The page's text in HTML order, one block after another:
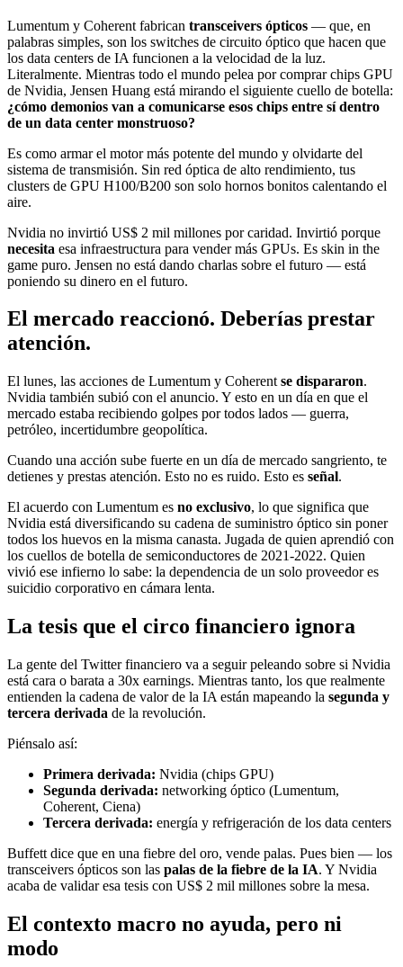
Lumentum y Coherent fabrican transceivers ópticos — que, en
palabras simples, son los switches de circuito óptico que hacen que
los data centers de IA funcionen a la velocidad de la luz.
Literalmente. Mientras todo el mundo pelea por comprar chips GPU
de Nvidia, Jensen Huang está mirando el siguiente cuello de botella:
¿cómo demonios van a comunicarse esos chips entre sí dentro
de un data center monstruoso?
Es como armar el motor más potente del mundo y olvidarte del
sistema de transmisión. Sin red óptica de alto rendimiento, tus
clusters de GPU H100/B200 son solo hornos bonitos calentando el
aire.
Nvidia no invirtió US$ 2 mil millones por caridad. Invirtió porque
necesita esa infraestructura para vender más GPUs. Es skin in the
game puro. Jensen no está dando charlas sobre el futuro — está
poniendo su dinero en el futuro.
El mercado reaccionó. Deberías prestar
atención.
El lunes, las acciones de Lumentum y Coherent se dispararon.
Nvidia también subió con el anuncio. Y esto en un día en que el
mercado estaba recibiendo golpes por todos lados — guerra,
petróleo, incertidumbre geopolítica.
Cuando una acción sube fuerte en un día de mercado sangriento, te
detienes y prestas atención. Esto no es ruido. Esto es señal.
El acuerdo con Lumentum es no exclusivo, lo que significa que
Nvidia está diversificando su cadena de suministro óptico sin poner
todos los huevos en la misma canasta. Jugada de quien aprendió con
los cuellos de botella de semiconductores de 2021-2022. Quien
vivió ese infierno lo sabe: la dependencia de un solo proveedor es
suicidio corporativo en cámara lenta.
La tesis que el circo financiero ignora
La gente del Twitter financiero va a seguir peleando sobre si Nvidia
está cara o barata a 30x earnings. Mientras tanto, los que realmente
entienden la cadena de valor de la IA están mapeando la segunda y
tercera derivada de la revolución.
Piénsalo así:
Primera derivada: Nvidia (chips GPU)
Segunda derivada: networking óptico (Lumentum,
Coherent, Ciena)
Tercera derivada: energía y refrigeración de los data centers
Buffett dice que en una fiebre del oro, vende palas. Pues bien — los
transceivers ópticos son las palas de la fiebre de la IA. Y Nvidia
acaba de validar esa tesis con US$ 2 mil millones sobre la mesa.
El contexto macro no ayuda, pero ni
modo